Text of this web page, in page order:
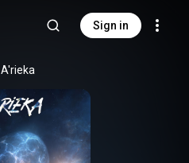
Sign in
A'rieka